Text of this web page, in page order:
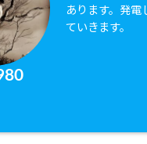
あります。発電
ていきます。